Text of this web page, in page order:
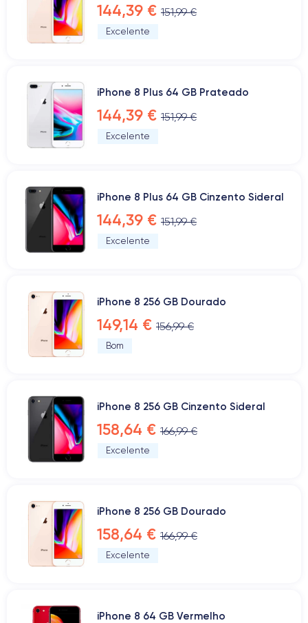
144,39 € 151,99 €
Excelente
iPhone 8 Plus 64 GB Prateado
144,39 € 151,99 €
Excelente
iPhone 8 Plus 64 GB Cinzento Sideral
144,39 € 151,99 €
Excelente
iPhone 8 256 GB Dourado
149,14 € 156,99 €
Bom
iPhone 8 256 GB Cinzento Sideral
158,64 € 166,99 €
Excelente
iPhone 8 256 GB Dourado
158,64 € 166,99 €
Excelente
iPhone 8 64 GB Vermelho